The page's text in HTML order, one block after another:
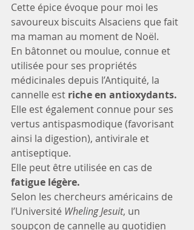
Cette épice évoque pour moi les
savoureux biscuits Alsaciens que fait
ma maman au moment de Noël.
En bâtonnet ou moulue, connue et
utilisée pour ses propriétés
médicinales depuis l’Antiquité, la
cannelle est riche en antioxydants.
Elle est également connue pour ses
vertus antispasmodique (favorisant
ainsi la digestion), antivirale et
antiseptique.
Elle peut être utilisée en cas de
fatigue légère.
Selon les chercheurs américains de
l’Université Wheling Jesuit, un
soupçon de cannelle au quotidien